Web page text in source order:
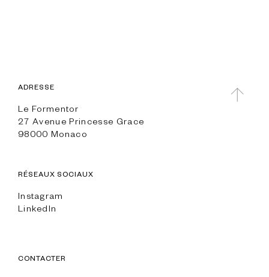
ADRESSE
Le Formentor
27 Avenue Princesse Grace
98000 Monaco
RÉSEAUX SOCIAUX
Instagram
LinkedIn
CONTACTER